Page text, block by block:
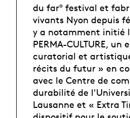
du far° festival et
vivants Nyon depuis
y a notamment initié
PERMA-CULTURE, un
curatorial et
récits du futur » en
avec le Centre de
durabilité de
Lausanne et « Extra